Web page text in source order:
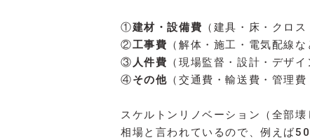
①建材・設備費 （建具・床・クロ
②工事費 （解体・施工・電気配線な
③ 人件費 （現場監督・設計・デザイ
④その他 （交通費・輸送費・管理
スケルトンリノベーション（全部
相場と言われているので、例えば